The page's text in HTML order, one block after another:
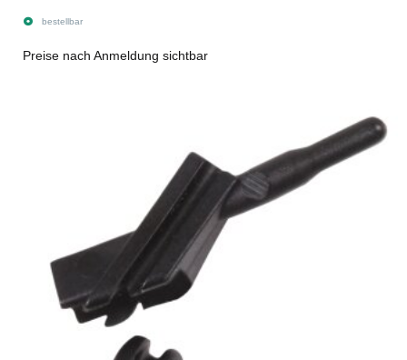
bestellbar
Preise nach Anmeldung sichtbar